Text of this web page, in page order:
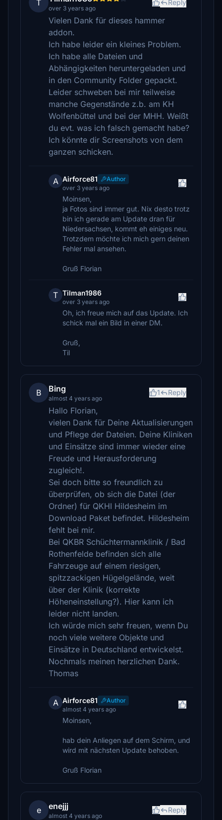
T
over 3 years ago
Reply
Vielen Dank für dieses hammer
addon.
Ich habe leider ein kleines Problem.
Ich habe alle Dateien und
Abhängigkeiten heruntergeladen und
in den Community Folder gepackt.
Leider schweben bei mir teilweise
manche Gegenstände z.b. am KH
Wolfenbüttel und bei der MHH. Weißt
du evt. was ich falsch gemacht habe?
Ich könnte dir Screenshots von dem
ganzen schicken.
A Airforce81
Author
over 3 years ago
Moinsen,
ja Fotos sind immer gut. Nix desto trotz
bin ich gerade am Update dran für
Niedersachsen, kommt eh einiges neu.
Trotzdem möchte ich mich gern deinen
Fehler mal ansehen.
Gruß Florian
T Tilman1986
over 3 years ago
Oh, ich freue mich auf das Update. Ich
schick mal ein Bild in einer DM.
Gruß,
Til
B Bing
almost 4 years ago
1 Reply
Hallo Florian,
vielen Dank für Deine Aktualisierungen
und Pflege der Dateien. Deine Kliniken
und Einsätze sind immer wieder eine
Freude und Herausforderung
zugleich!.
Sei doch bitte so freundlich zu
überprüfen, ob sich die Datei (der
Ordner) für QKHI Hildesheim im
Download Paket befindet. Hildesheim
fehlt bei mir.
Bei QKBR Schüchtermannklinik / Bad
Rothenfelde befinden sich alle
Fahrzeuge auf einem riesigen,
spitzzackigen Hügelgelände, weit
über der Klinik (korrekte
Höheneinstellung?). Hier kann ich
leider nicht landen.
Ich würde mich sehr freuen, wenn Du
noch viele weitere Objekte und
Einsätze in Deutschland entwickelst.
Nochmals meinen herzlichen Dank.
Thomas
A Airforce81
Author
almost 4 years ago
Moinsen,
hab dein Anliegen auf dem Schirm, und
wird mit nächsten Update behoben.
Gruß Florian
e enejjj
almost 4 years ago
Reply